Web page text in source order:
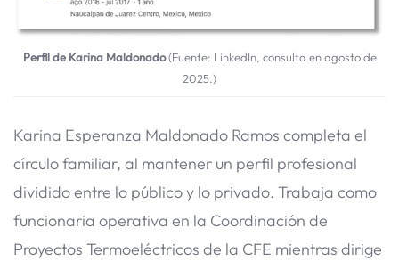
Perfil de Karina Maldonado(Fuente: LinkedIn, consulta en agosto de
2025.)
Karina Esperanza Maldonado Ramos completa el
círculo familiar, al mantener un perfil profesional
dividido entre lo público y lo privado. Trabaja como
funcionaria operativa en la Coordinación de
Proyectos Termoeléctricos de la CFE mientras dirige